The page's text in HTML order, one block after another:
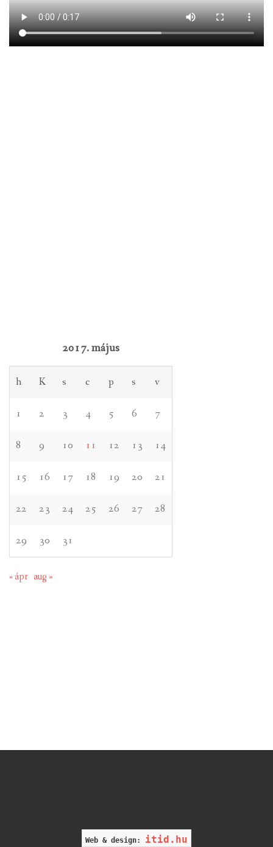
2017. május
h K s c p s v
1 2 3 4 5 6 7
8 9 10 11 12 13 14
15 16 17 18 19 20 21
22 23 24 25 26 27 28
29 30 31
« ápr aug »
Web & design: itid.hu